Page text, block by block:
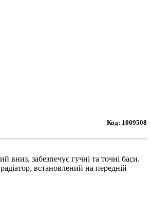
Код: 1009508
вниз, забезпечує гучні та точні баси.
встановлений на передній